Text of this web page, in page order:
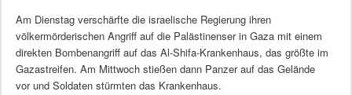
Am Dienstag verschärfte die israelische Regierung ihren
völkermörderischen Angriff auf die Palästinenser in Gaza mit einem
direkten Bombenangriff auf das Al-Shifa-Krankenhaus, das größte im
Gazastreifen. Am Mittwoch stießen dann Panzer auf das Gelände
vor und Soldaten stürmten das Krankenhaus.